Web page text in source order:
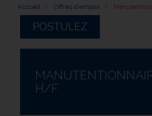
Accueil Offres d'emploi
POSTULEZ
H/F